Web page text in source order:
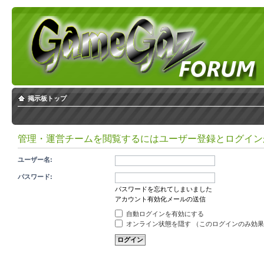
掲示板トップ
管理・運営チームを閲覧するにはユーザー登録とログイ
ユーザー名:
パスワード:
パスワードを忘れてしまいました
アカウント有効化メールの送信
自動ログインを有効にする
オンライン状態を隠す （このログインのみ効